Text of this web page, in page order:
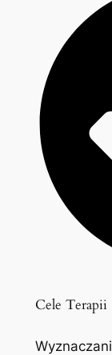
Cele Terapii